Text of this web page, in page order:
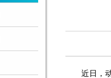
近日，